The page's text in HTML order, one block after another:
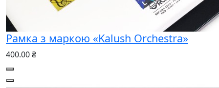
Рамка з маркою «Kalush Orchestra»
400.00 ₴